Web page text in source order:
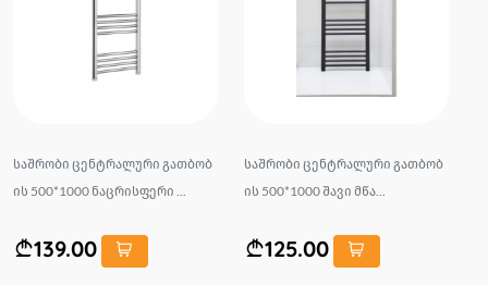
საშრობი ცენტრალური გათბობ
ის 500*1000 ნაცრისფერი ...
139.00
საშრობი ცენტრალური გათბობ
ის 500*1000 შავი მწა...
125.00